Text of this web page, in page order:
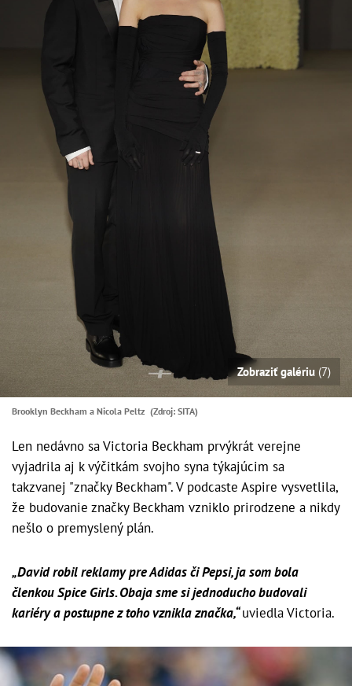
Zobraziť galériu (7)
Brooklyn Beckham a Nicola Peltz (Zdroj: SITA)
Len nedávno sa Victoria Beckham prvýkrát verejne
vyjadrila aj k výčitkám svojho syna týkajúcim sa
takzvanej "značky Beckham". V podcaste Aspire vysvetlila,
že budovanie značky Beckham vzniklo prirodzene a nikdy
nešlo o premyslený plán.
„David robil reklamy pre Adidas či Pepsi, ja som bola
členkou Spice Girls. Obaja sme si jednoducho budovali
kariéry a postupne z toho vznikla značka,“uviedla Victoria.